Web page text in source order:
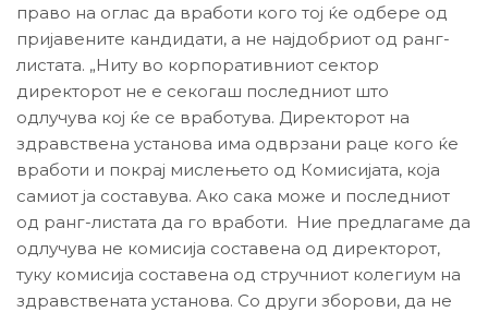
право на оглас да вработи кого тој ќе одбере од
пријавените кандидати, а не најдобриот од ранг-
листата. „Ниту во корпоративниот сектор
директорот не е секогаш последниот што
одлучува кој ќе се вработува. Директорот на
здравствена установа има одврзани раце кого ќе
вработи и покрај мислењето од Комисијата, која
самиот ја составува. Ако сака може и последниот
од ранг-листата да го вработи. Ние предлагаме да
одлучува не комисија составена од директорот,
туку комисија составена од стручниот колегиум на
здравствената установа. Со други зборови, да не